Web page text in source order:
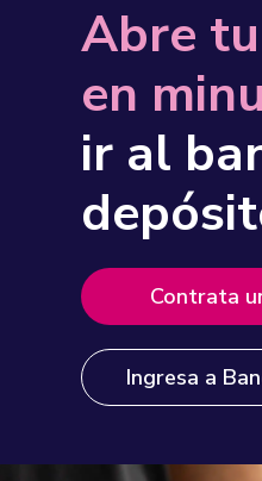
Abre
en
ir al
Contrata
Ingresa a